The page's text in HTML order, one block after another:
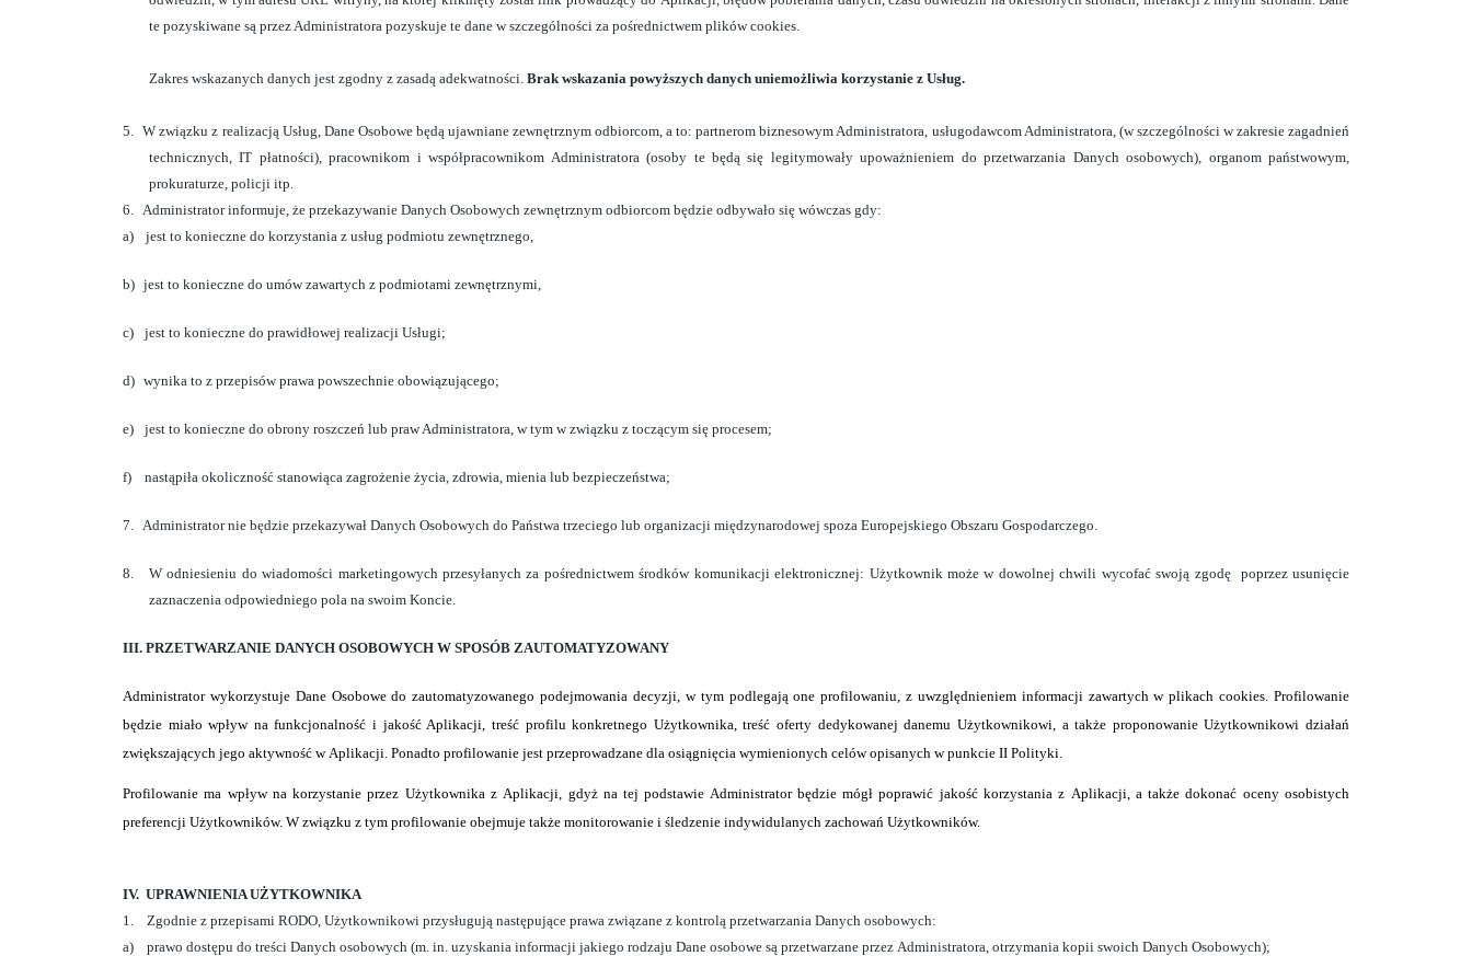
te pozyskiwane są przez Administratora pozyskuje te dane w szczególności za pośrednictwem plików cookies.
Zakres wskazanych danych jest zgodny z zasadą adekwatności. Brak wskazania powyższych danych uniemożliwia korzystanie z Usług.
5. W związku z realizacją Usług, Dane Osobowe będą ujawniane zewnętrznym odbiorcom, a to: partnerom biznesowym Administratora, usługodawcom Administratora, (w szczególności w zakresie zagadnień
technicznych, IT płatności),pracownikom i współpracownikom Administratora (osoby te będą się legitymowały upoważnieniem do przetwarzania Danych osobowych), organom państwowym,
prokuraturze, policji itp.
6. Administrator informuje, że przekazywanie Danych Osobowych zewnętrznym odbiorcom będzie odbywało się wówczas gdy:
a)
jest to konieczne do korzystania z usług podmiotu zewnętrznego,
b) jest to konieczne do umów zawartych z podmiotami zewnętrznymi,
c) jest to konieczne do prawidłowej realizacji Usługi;
d) wynika to z przepisów prawa powszechnie obowiązującego;
e) jest to konieczne do obrony roszczeń lub praw Administratora, w tym w związku z toczącym się procesem;
f) nastąpiła okoliczność stanowiąca zagrożenie życia, zdrowia, mienia lub bezpieczeństwa;
7. Administrator nie będzie przekazywał Danych Osobowych do Państwa trzeciego lub organizacji międzynarodowej spoza Europejskiego Obszaru Gospodarczego.
8. W odniesieniu do wiadomości marketingowych przesyłanych za pośrednictwem środków komunikacji elektronicznej: Użytkownik może w dowolnej chwili wycofać swoją zgodę
poprzez usunięcie
zaznaczenia odpowiedniego pola na swoim Koncie.
III. PRZETWARZANIE DANYCH OSOBOWYCH W SPOSÓB ZAUTOMATYZOWANY
Administrator wykorzystuje Dane Osobowe do zautomatyzowanego podejmowania decyzji, w tym podlegają one profilowaniu, z uwzględnieniem informacji zawartych w plikach cookies. Profilowanie
będzie miało wpływ na funkcjonalność i jakość Aplikacji, treść profilu konkretnego Użytkownika, treść oferty dedykowanej danemu Użytkownikowi, a także proponowanie Użytkownikowi działań
zwiększających jego aktywność w Aplikacji. Ponadto profilowanie jest przeprowadzane dla osiągnięcia wymienionych celów opisanych w punkcie II Polityki.
Profilowanie ma wpływ na korzystanie przez Użytkownika z Aplikacji, gdyż na tej podstawie Administrator będzie mógł poprawić jakość korzystania z Aplikacji, a także dokonać oceny osobistych
preferencji Użytkowników. W związku z tym profilowanie obejmuje także monitorowanie i śledzenie indywidulanych zachowań Użytkowników.
IV. UPRAWNIENIA UŻYTKOWNIKA
1.
Zgodnie z przepisami RODO, Użytkownikowi przysługują następujące prawa związane z kontrolą przetwarzania Danych osobowych:
a)
prawo dostępu do treści Danych osobowych (m. in. uzyskania informacji jakiego rodzaju Dane osobowe są przetwarzane przez Administratora, otrzymania kopii swoich Danych Osobowych);